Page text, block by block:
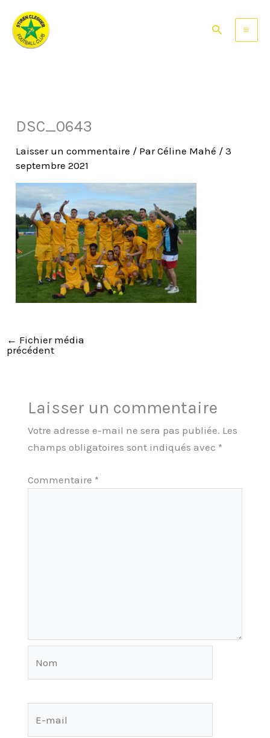
contenu
Rechercher
DSC_0643
Laisser un commentaire / ParCéline Mahé /3
septembre 2021
← Fichier média
précédent
Laisser un commentaire
Votre adresse e-mail ne sera pas publiée. Les
champs obligatoires sont indiqués avec *
Commentaire *